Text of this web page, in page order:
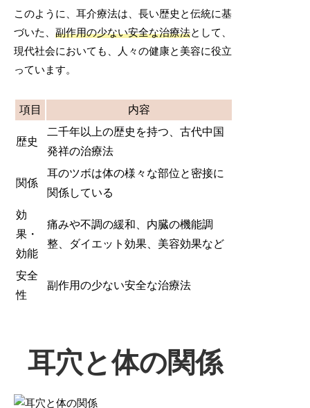
このように、耳介療法は、長い歴史と伝統に基
づいた、副作用の少ない安全な治療法として、
現代社会においても、人々の健康と美容に役立
っています。
項目 内容
歴史
二千年以上の歴史を持つ、古代中国
発祥の治療法
関係
耳のツボは体の様々な部位と密接に
関係している
効
果・
効能
痛みや不調の緩和、内臓の機能調
整、ダイエット効果、美容効果など
安全
性
副作用の少ない安全な治療法
耳穴と体の関係